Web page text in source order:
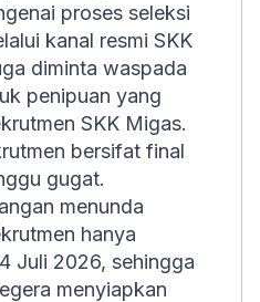
proses seleksi
kanal resmi SKK
diminta waspada
penipuan yang
SKK Migas.
bersifat final
gugat.
menunda
hanya
Juli 2026, sehingga
menyiapkan